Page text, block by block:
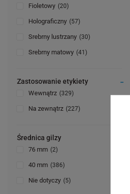
Fioletowy 20
Holograficzny 57
Srebrny lustrzany 30
Srebrny matowy 41
Zastosowanie etykiety
Wewnątrz 329
Na zewnątrz 227
Średnica gilzy
76 mm 2
40 mm 386
Nie dotyczy 5